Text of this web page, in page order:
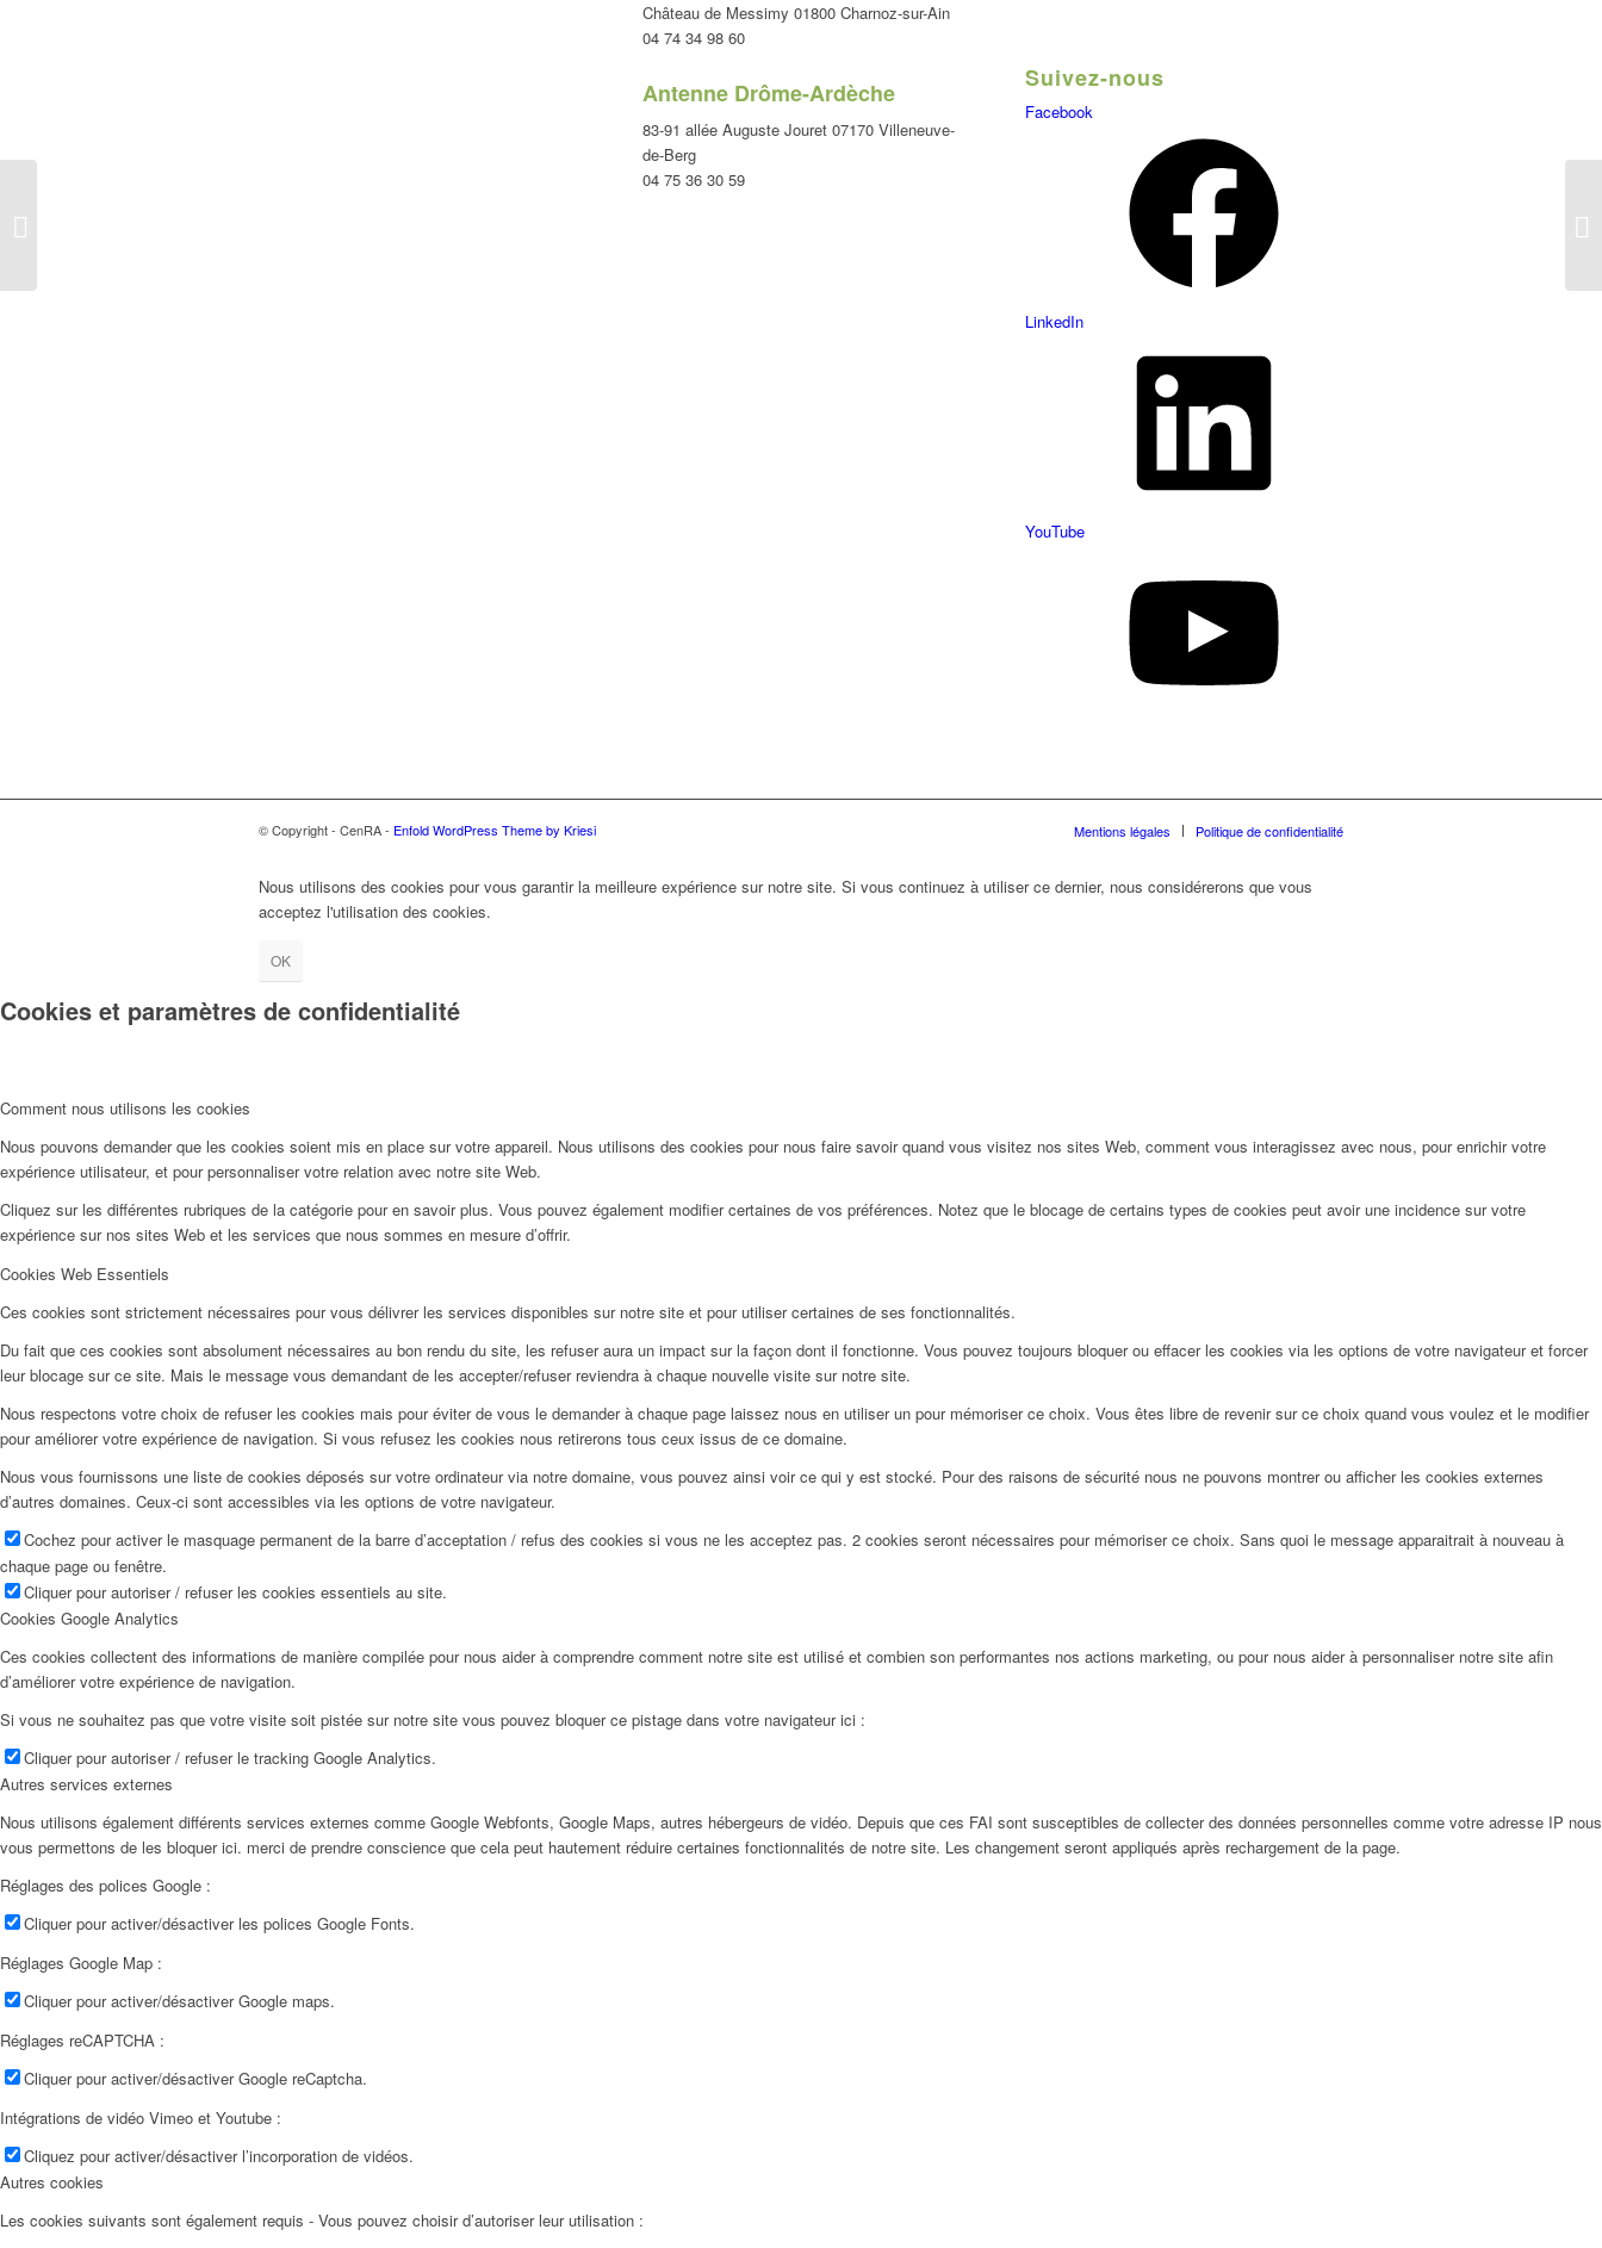
Château de Messimy 01800 Charnoz-sur-Ain
04 74 34 98 60
Antenne Drôme-Ardèche
83-91 allée Auguste Jouret 07170 Villeneuve-
de-Berg
04 75 36 30 59
Suivez-nous
Facebook
LinkedIn
YouTube
© Copyright - CenRA - Enfold WordPress Theme by Kriesi Mentions légales Politique de confidentialité
Nous utilisons des cookies pour vous garantir la meilleure expérience sur notre site. Si vous continuez à utiliser ce dernier, nous considérerons que vous
acceptez l'utilisation des cookies.
OK
Cookies et paramètres de confidentialité
Comment nous utilisons les cookies
Nous pouvons demander que les cookies soient mis en place sur votre appareil. Nous utilisons des cookies pour nous faire savoir quand vous visitez nos sites Web, comment vous interagissez avec nous, pour enrichir votre
expérience utilisateur, et pour personnaliser votre relation avec notre site Web.
Cliquez sur les différentes rubriques de la catégorie pour en savoir plus. Vous pouvez également modifier certaines de vos préférences. Notez que le blocage de certains types de cookies peut avoir une incidence sur votre
expérience sur nos sites Web et les services que nous sommes en mesure d’offrir.
Cookies Web Essentiels
Ces cookies sont strictement nécessaires pour vous délivrer les services disponibles sur notre site et pour utiliser certaines de ses fonctionnalités.
Du fait que ces cookies sont absolument nécessaires au bon rendu du site, les refuser aura un impact sur la façon dont il fonctionne. Vous pouvez toujours bloquer ou effacer les cookies via les options de votre navigateur et forcer
leur blocage sur ce site. Mais le message vous demandant de les accepter/refuser reviendra à chaque nouvelle visite sur notre site.
Nous respectons votre choix de refuser les cookies mais pour éviter de vous le demander à chaque page laissez nous en utiliser un pour mémoriser ce choix. Vous êtes libre de revenir sur ce choix quand vous voulez et le modifier
pour améliorer votre expérience de navigation. Si vous refusez les cookies nous retirerons tous ceux issus de ce domaine.
Nous vous fournissons une liste de cookies déposés sur votre ordinateur via notre domaine, vous pouvez ainsi voir ce qui y est stocké. Pour des raisons de sécurité nous ne pouvons montrer ou afficher les cookies externes
d’autres domaines. Ceux-ci sont accessibles via les options de votre navigateur.
Cochez pour activer le masquage permanent de la barre d’acceptation / refus des cookies si vous ne les acceptez pas. 2 cookies seront nécessaires pour mémoriser ce choix. Sans quoi le message apparaitrait à nouveau à
chaque page ou fenêtre.
Cliquer pour autoriser / refuser les cookies essentiels au site.
Cookies Google Analytics
Ces cookies collectent des informations de manière compilée pour nous aider à comprendre comment notre site est utilisé et combien son performantes nos actions marketing, ou pour nous aider à personnaliser notre site afin
d’améliorer votre expérience de navigation.
Si vous ne souhaitez pas que votre visite soit pistée sur notre site vous pouvez bloquer ce pistage dans votre navigateur ici :
Cliquer pour autoriser / refuser le tracking Google Analytics.
Autres services externes
Nous utilisons également différents services externes comme Google Webfonts, Google Maps, autres hébergeurs de vidéo. Depuis que ces FAI sont susceptibles de collecter des données personnelles comme votre adresse IP nous
vous permettons de les bloquer ici. merci de prendre conscience que cela peut hautement réduire certaines fonctionnalités de notre site. Les changement seront appliqués après rechargement de la page.
Réglages des polices Google :
Cliquer pour activer/désactiver les polices Google Fonts.
Réglages Google Map :
Cliquer pour activer/désactiver Google maps.
Réglages reCAPTCHA :
Cliquer pour activer/désactiver Google reCaptcha.
Intégrations de vidéo Vimeo et Youtube :
Cliquez pour activer/désactiver l’incorporation de vidéos.
Autres cookies
Les cookies suivants sont également requis - Vous pouvez choisir d’autoriser leur utilisation :